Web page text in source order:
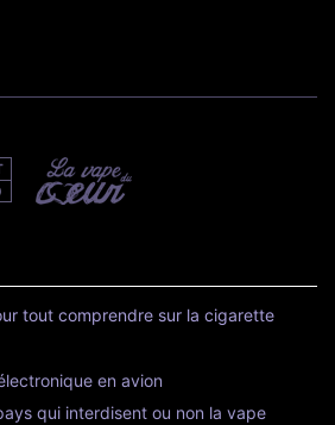
tout comprendre sur la cigarette
en avion
qui interdisent ou non la vape